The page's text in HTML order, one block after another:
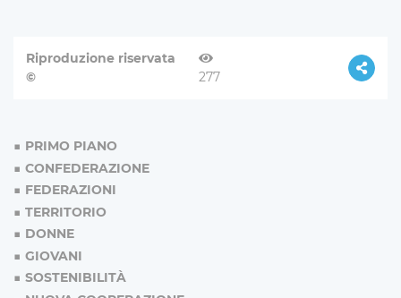
Riproduzione riservata
©
277
PRIMO PIANO
CONFEDERAZIONE
FEDERAZIONI
TERRITORIO
DONNE
GIOVANI
SOSTENIBILITÀ